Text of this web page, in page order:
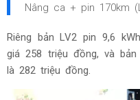
Nâng ca + pin 170km
Riêng bản LV2 pin 9,6
giá 258 triệu đồng, và
là 282 triệu đồng.